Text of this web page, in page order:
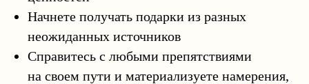
Начнете получать подарки из разных
неожиданных источников
Справитесь с любыми препятствиями
на своем пути и материализуете намерения,